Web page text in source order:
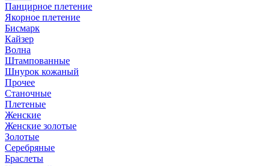
Панцирное плетение
Якорное плетение
Бисмарк
Кайзер
Волна
Штампованные
Шнурок кожаный
Прочее
Станочные
Плетеные
Женские
Женские золотые
Золотые
Серебряные
Браслеты